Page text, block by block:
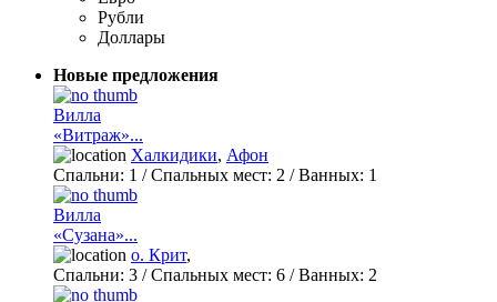
Рубли
Доллары
Новые предложения
Вилла
«Витраж»...
Халкидики, Афон
Спальни: 1 / Спальных мест: 2 /Ванных: 1
Вилла
«Сузана»...
о. Крит,
Спальни: 3 / Спальных мест: 6 /Ванных: 2